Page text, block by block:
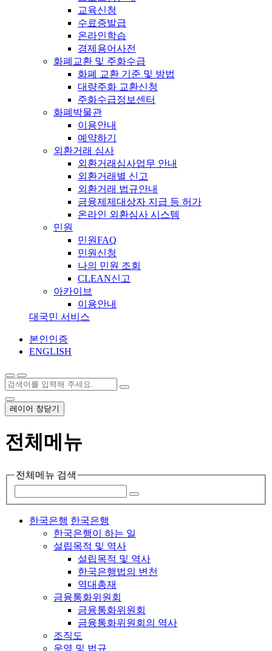
교육신청
수료증발급
온라인학습
경제용어사전
화폐교환 및 주화수급
화폐 교환 기준 및 방법
대량주화 교환신청
주화수급정보센터
화폐박물관
이용안내
예약하기
외환거래 심사
외환거래심사업무 안내
외환거래별 신고
외환거래 법규안내
금융제제대상자 지급 등 허가
온라인 외환심사 시스템
민원
민원FAQ
민원신청
나의 민원 조회
CLEAN신고
아카이브
이용안내
대국민 서비스
본인인증
ENGLISH
레이어 창닫기
전체메뉴
전체메뉴 검색
한국은행 한국은행
한국은행이 하는 일
설립목적 및 역사
설립목적 및 역사
한국은행법의 변천
역대총재
금융통화위원회
금융통화위원회
금융통화위원회의 역사
조직도
운영 및 법규